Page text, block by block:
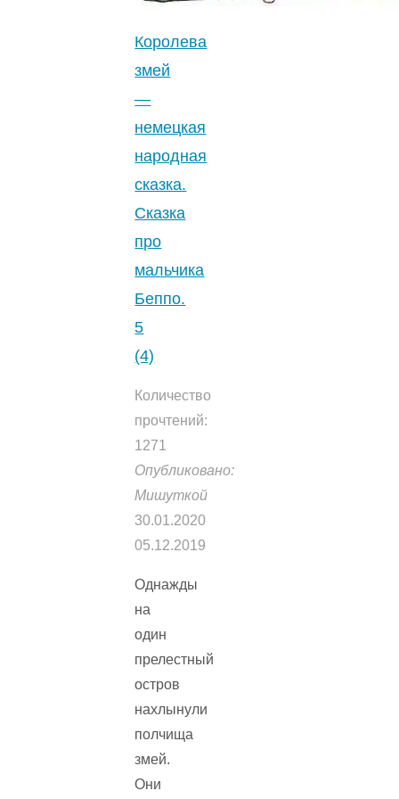
Королева
змей
—
немецкая
народная
сказка.
Сказка
про
мальчика
Беппо.
5
(4)
Количество
прочтений:
1271
Опубликовано:
Мишуткой
30.01.2020
05.12.2019
Однажды
на
один
прелестный
остров
нахлынули
полчища
змей.
Они